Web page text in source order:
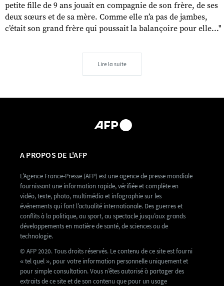
petite fille de 9 ans jouait en compagnie de son frère, de ses
deux sœurs et de sa mère. Comme elle n’a pas de jambes,
c’était son grand frère qui poussait la balançoire pour elle..."
Lire la suite
A PROPOS DE L'AFP
L’Agence France-Presse (AFP) est une agence de presse mondiale
fournissant une information rapide, vérifiée et complète en
vidéo, texte, photo, multimédia et infographie sur les
événements qui font l’actualité internationale. Des guerres et
conflits à la politique, au sport, au spectacle jusqu’aux grands
développements en matière de santé, de sciences ou de
technologie.
© AFP 2020. Tous droits réservés. Le contenu de ce site est fourni
« tel quel », pour votre information personnelle uniquement et
pour simple consultation. Vous n’êtes autorisé à partager des
extraits de ce site et de son contenu que pour un usage